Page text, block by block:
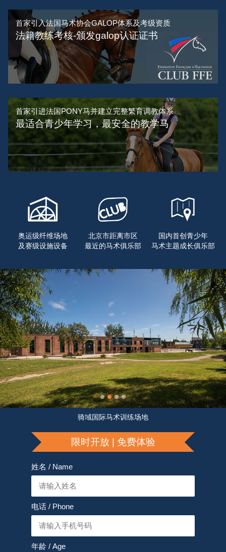
首家引入法国马术协会GALOP体系及考级资质
法籍教练考核-颁发galop认证证书
首家引进法国PONY马并建立完整繁育调教体系
最适合青少年学习，最安全的教学马
奥运级纤维场地
及赛级设施设备
北京市距离市区
最近的马术俱乐部
国内首创青少年
马术主题成长俱乐部
骑域国际马术训练场地
限时开放 | 免费体验
姓名 / Name
电话 / Phone
年龄 / Age